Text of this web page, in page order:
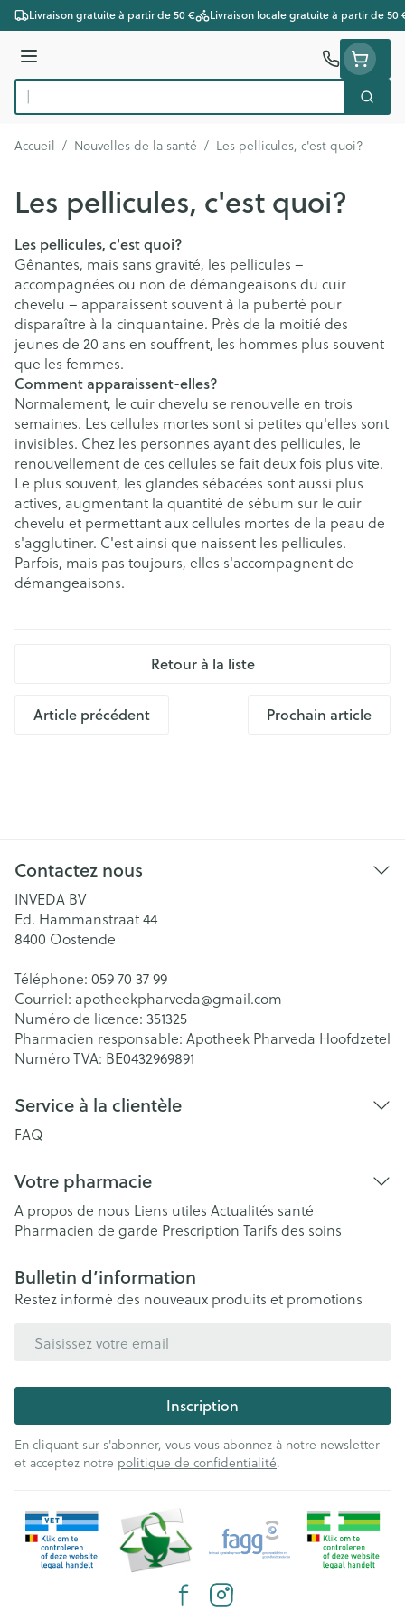
Aller au contenu
Livraison gratuite à partir de 50 € Livraison locale gratuite à partir de 50
Menu
Rechercher
Accueil / Nouvelles de la santé / Les pellicules, c'est quoi?
Les pellicules, c'est quoi?
Les pellicules, c'est quoi?
Gênantes, mais sans gravité, les pellicules –
accompagnées ou non de démangeaisons du cuir
chevelu – apparaissent souvent à la puberté pour
disparaître à la cinquantaine. Près de la moitié des
jeunes de 20 ans en souffrent, les hommes plus souvent
que les femmes.
Comment apparaissent-elles?
Normalement, le cuir chevelu se renouvelle en trois
semaines. Les cellules mortes sont si petites qu'elles sont
invisibles. Chez les personnes ayant des pellicules, le
renouvellement de ces cellules se fait deux fois plus vite.
Le plus souvent, les glandes sébacées sont aussi plus
actives, augmentant la quantité de sébum sur le cuir
chevelu et permettant aux cellules mortes de la peau de
s'agglutiner. C'est ainsi que naissent les pellicules.
Parfois, mais pas toujours, elles s'accompagnent de
démangeaisons.
Retour à la liste
Article précédent Prochain article
Contactez nous
INVEDA BV
Ed. Hammanstraat 44
8400 Oostende
Téléphone: 059 70 37 99
Courriel: apotheekpharveda@gmail.com
Numéro de licence: 351325
Pharmacien responsable: Apotheek Pharveda Hoofdzetel
Numéro TVA: BE0432969891
Service à la clientèle
FAQ
Votre pharmacie
A propos de nous Liens utiles Actualités santé
Pharmacien de garde Prescription Tarifs des soins
Bulletin d’information
Restez informé des nouveaux produits et promotions
Inscription
En cliquant sur s'abonner, vous vous abonnez à notre newsletter
et acceptez notre politique de confidentialité.